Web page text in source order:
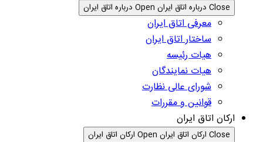
Close درباره اتاق ایران Open درباره اتاق ایران
معرفی اتاق ایران
ساختار اتاق ایران
هیات رئیسه
هیات نمایندگان
شورای عالی نظارت
قوانین و مقررات
ارکان اتاق ایران
Close ارکان اتاق ایران Open ارکان اتاق ایران